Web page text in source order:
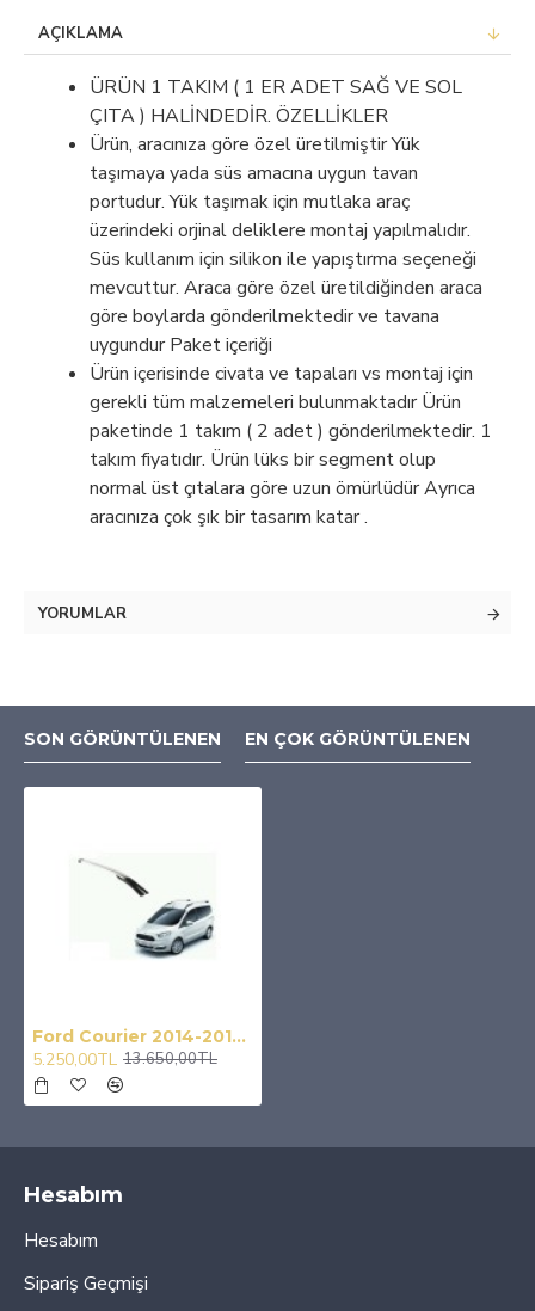
AÇIKLAMA
ÜRÜN 1 TAKIM ( 1 ER ADET SAĞ VE SOL
ÇITA ) HALİNDEDİR. ÖZELLİKLER
Ürün, aracınıza göre özel üretilmiştir Yük
taşımaya yada süs amacına uygun tavan
portudur. Yük taşımak için mutlaka araç
üzerindeki orjinal deliklere montaj yapılmalıdır.
Süs kullanım için silikon ile yapıştırma seçeneği
mevcuttur. Araca göre özel üretildiğinden araca
göre boylarda gönderilmektedir ve tavana
uygundur Paket içeriği
Ürün içerisinde civata ve tapaları vs montaj için
gerekli tüm malzemeleri bulunmaktadır Ürün
paketinde 1 takım ( 2 adet ) gönderilmektedir. 1
takım fiyatıdır. Ürün lüks bir segment olup
normal üst çıtalara göre uzun ömürlüdür Ayrıca
aracınıza çok şık bir tasarım katar .
YORUMLAR
SON GÖRÜNTÜLENEN EN ÇOK GÖRÜNTÜLENEN
Ford Courier 2014-2017 Tavan Çıtası Port Bagaj Gri Ithal
5.250,00TL 13.650,00TL
Hesabım
Hesabım
Sipariş Geçmişi